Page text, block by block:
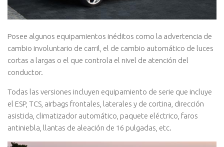
Posee algunos equipamientos inéditos como la advertencia de
cambio involuntario de carril, el de cambio automático de luces
cortas a largas o el que controla el nivel de atención del
conductor.
Todas las versiones incluyen equipamiento de serie que incluye
el ESP, TCS, airbags frontales, laterales y de cortina, dirección
asistida, climatizador automático, paquete eléctrico, faros
antiniebla, llantas de aleación de 16 pulgadas, etc.